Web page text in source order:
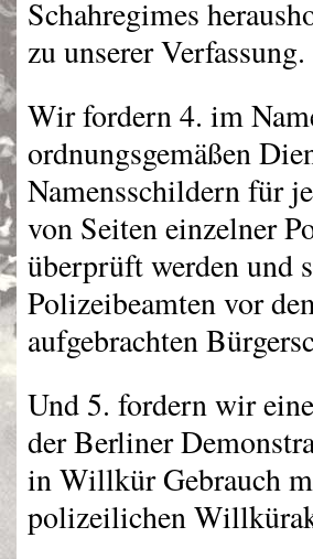
Schahregimes
zu unserer Verfassung.
Wir fordern 4. im
ordnungsgemäßen
Namensschildern für
von Seiten einzelner
überprüft werden und
Polizeibeamten vor
aufgebrachten
Und 5. fordern wir
der Berliner
in Willkür Gebrauch
polizeilichen